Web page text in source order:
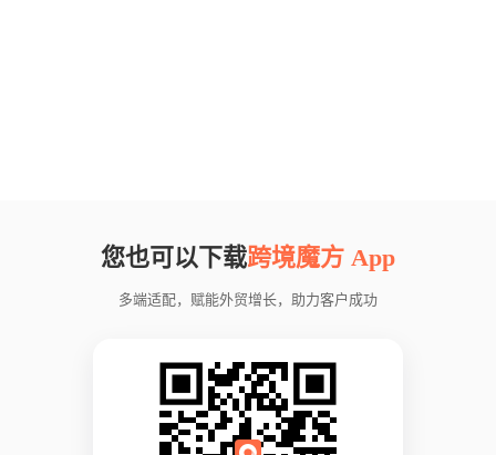
您也可以下载跨境魔方 App
多端适配，赋能外贸增长，助力客户成功